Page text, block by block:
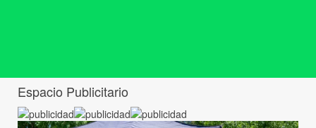
Espacio Publicitario